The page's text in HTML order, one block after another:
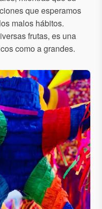
que esperamos
malos hábitos.
frutas, es una
como a grandes.